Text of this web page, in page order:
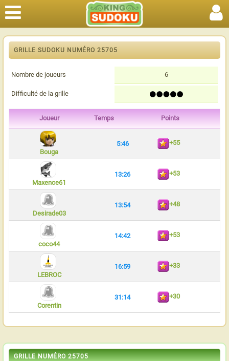
GRILLE SUDOKU NUMÉRO 25705
Nombre de joueurs 6
Difficulté de la grille
Joueur Temps Points
Bouga
5:46 +55
Maxence61
13:26 +53
Desirade03
13:54 +48
coco44
14:42 +53
LEBROC
16:59 +33
Corentin
31:14 +30
GRILLE NUMÉRO 25705